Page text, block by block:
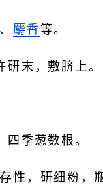
、 麝香等。
末，敷脐上。
四季葱数根。
性，研细粉，